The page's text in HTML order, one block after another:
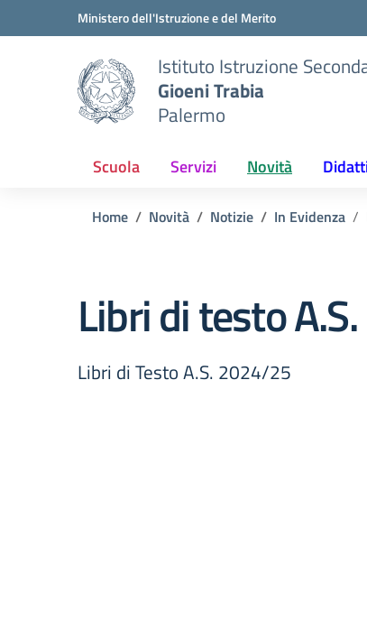
Vai ai contenuti
Vai al menu di navigazioneMinistero dell'Istruzione e del Merito
Istituto Istruzione
Gioeni Trabia
Palermo
Scuola Servizi Novità
Home Novità Notizie In Evidenza
Libri di testo
Libri di Testo A.S. 2024/25